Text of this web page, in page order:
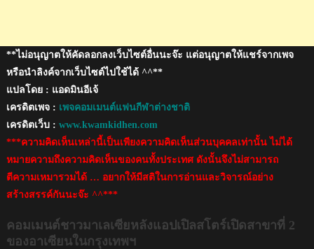
**ไม่อนุญาตให้คัดลอกลงเว็บไซต์อื่นนะจ๊ะ แต่อนุญาตให้แชร์จากเพจ
หรือนำลิงค์จากเว็บไซต์ไปใช้ได้ ^^**
แปลโดย : แอดมินอีเจ้
เครดิตเพจ : เพจคอมเมนต์แฟนกีฬาต่างชาติ
เครดิตเว็บ : www.kwamkidhen.com
***ความคิดเห็นเหล่านี้เป็นเพียงความคิดเห็นส่วนบุคคลเท่านั้น ไม่ได้
หมายความถึงความคิดเห็นของคนทั้งประเทศ ดังนั้นจึงไม่สามารถ
ตีความเหมารวมได้ … อยากให้มีสติในการอ่านและวิจารณ์อย่าง
สร้างสรรค์กันนะจ๊ะ ^^***
คอมเมนต์ชาวมาเลเซียหลังแอปเปิลสโตร์เปิดสาขาที่ 2
ของอาเซียนในกรุงเทพฯ